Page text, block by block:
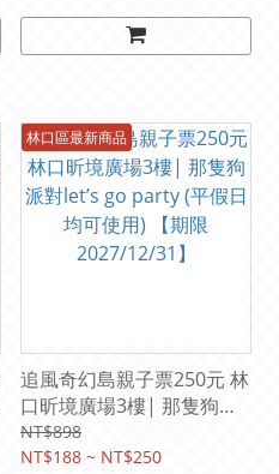
橋/桃園/中壢/竹北/苗栗/嘉
義/台南/高雄/屏東/花蓮)
林口區最新商品
追風奇幻島親子票250元 林
口昕境廣場3樓| 那隻狗派
對let’s go party (平假日均
可使用) 【期限
NT$898
NT$188 ~ NT$250